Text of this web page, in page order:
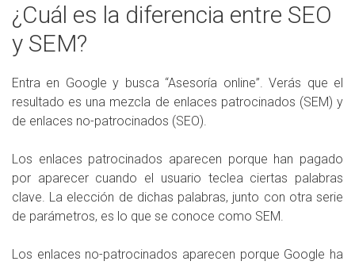
¿Cuál es la diferencia entre SEO
y SEM?
Entra en Google y busca “Asesoría online”. Verás que el
resultado es una mezcla de enlaces patrocinados (SEM) y
de enlaces no-patrocinados (SEO).
Los enlaces patrocinados aparecen porque han pagado
por aparecer cuando el usuario teclea ciertas palabras
clave. La elección de dichas palabras, junto con otra serie
de parámetros, es lo que se conoce como SEM.
Los enlaces no-patrocinados aparecen porque Google ha